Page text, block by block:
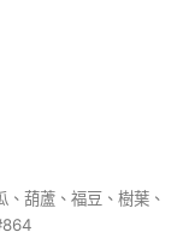
葫蘆、福豆、樹葉、